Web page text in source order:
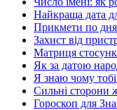
Найкраща дата
Прикмети по
Захист від
Матриця
Як за датою
Я знаю чому
Сильні сторони
Гороскоп для